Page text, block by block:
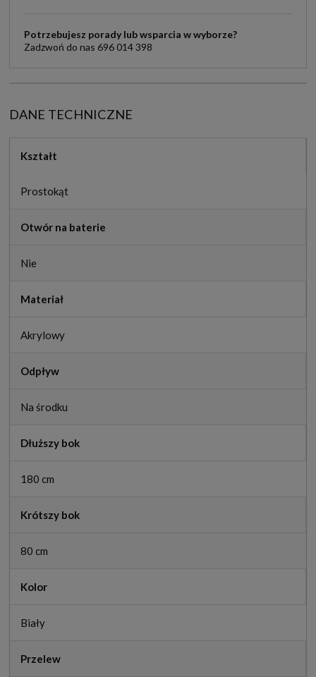
Potrzebujesz porady lub wsparcia w wyborze?
Zadzwoń do nas 696 014 398
DANE TECHNICZNE
Kształt
Prostokąt
Otwór na baterie
Nie
Materiał
Akrylowy
Odpływ
Na środku
Dłuższy bok
180 cm
Krótszy bok
80 cm
Kolor
Biały
Przelew